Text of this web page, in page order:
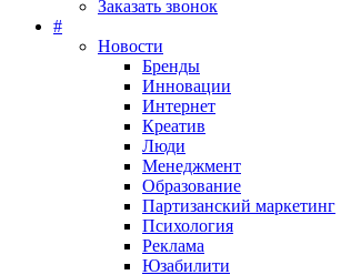
Заказать звонок
#
Новости
Бренды
Инновации
Интернет
Креатив
Люди
Менеджмент
Образование
Партизанский маркетинг
Психология
Реклама
Юзабилити